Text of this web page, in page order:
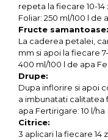
repeta la fiecare 10-
Foliar: 250 ml/100 l de
Fructe samantoase:
La caderea petalei,
mm si apoi la fiecare
400 ml/100 l de apa
Drupe:
Dupa inflorire si apoi
a imbunatati calitatea
apa Fertirigare: 10 l/ha
Citrice:
3 aplicari la fiecare 14